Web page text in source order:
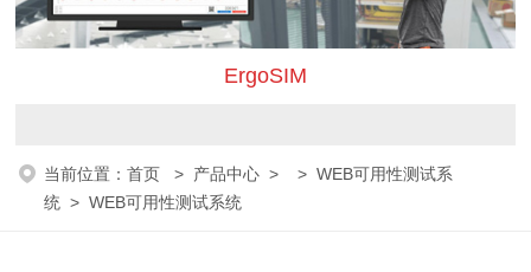
ErgoSIM
当前位置：首页 > 产品中心 > >WEB可用性测试系
统 > WEB可用性测试系统